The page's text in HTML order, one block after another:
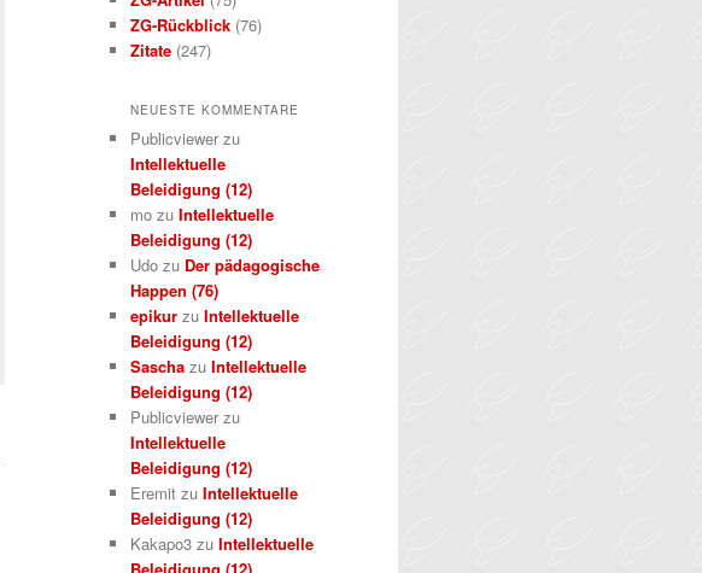
ZG-Rückblick (76)
Zitate (247)
NEUESTE KOMMENTARE
Publicviewer zu
Intellektuelle
Beleidigung (12)
mo zuIntellektuelle
Beleidigung (12)
Udo zu Der pädagogische
Happen (76)
epikur zuIntellektuelle
Beleidigung (12)
Sascha zuIntellektuelle
Beleidigung (12)
Publicviewer zu
Intellektuelle
Beleidigung (12)
Eremit zuIntellektuelle
Beleidigung (12)
Kakapo3 zuIntellektuelle